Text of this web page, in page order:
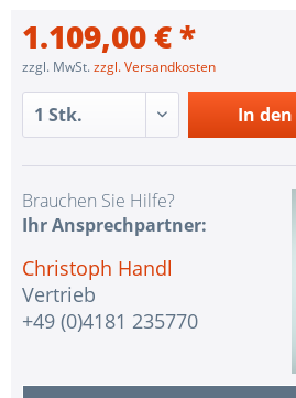
1.109,00 € *
zzgl. MwSt.zzgl. Versandkosten
In den
Brauchen Sie Hilfe?
Ihr Ansprechpartner:
Christoph Handl
Vertrieb
+49 (0)4181 235770